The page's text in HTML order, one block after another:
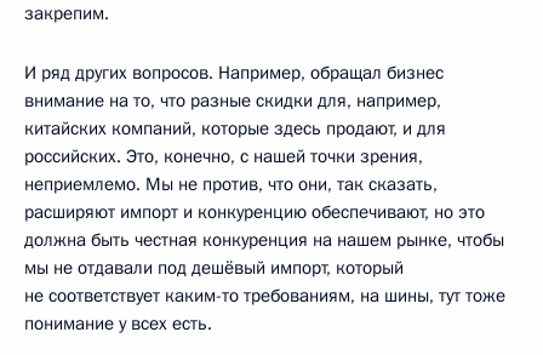
закрепим.
И ряд других вопросов. Например, обращал бизнес
внимание на то, что разные скидки для, например,
китайских компаний, которые здесь продают, и для
российских. Это, конечно, с нашей точки зрения,
неприемлемо. Мы не против, что они, так сказать,
расширяют импорт и конкуренцию обеспечивают, но это
должна быть честная конкуренция на нашем рынке, чтобы
мы не отдавали под дешёвый импорт, который
не соответствует каким-то требованиям, на шины, тут тоже
понимание у всех есть.